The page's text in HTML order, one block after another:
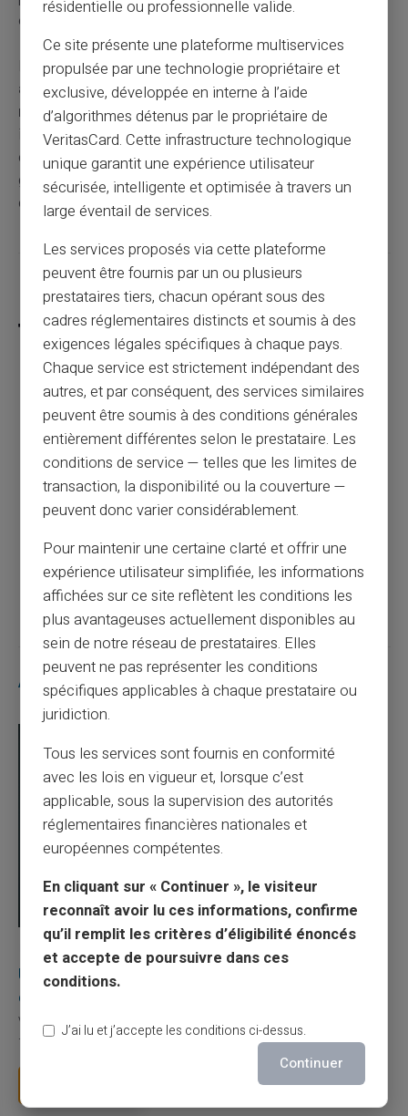
évaluation de solvabilité comme un crédit classique.
L'interdit bancaire prend fin soitautomatiquement
après 5 ans, soit de manière anticipée dès la
régularisationde vos incidents. La levée anticipée
intervient sous 10 jours ouvrés après régularisation
complète. Votre situation actuelle peut être vérifiée
gratuitement auprès de la Banque de France pour
connaître votre date exacte de défichage.
Partager cet article
Comment enlever l'interdit bancaire ?
Article précédent
Article suivant
Articles similaires
Carte prépayée
Une carte bancaire gratuite sans compte, ça
existe ?
Vous avez tapé cette recherche parce que votre banque vous
facture 50 € par an pour une carte que vo...
résidentielle ou professionnelle valide.
Ce site présente une plateforme multiservices
propulsée par une technologie propriétaire et
exclusive, développée en interne à l’aide
d’algorithmes détenus par le propriétaire de
VeritasCard. Cette infrastructure technologique
unique garantit une expérience utilisateur
sécurisée, intelligente et optimisée à travers un
large éventail de services.
Les services proposés via cette plateforme
peuvent être fournis par un ou plusieurs
prestataires tiers, chacun opérant sous des
cadres réglementaires distincts et soumis à des
exigences légales spécifiques à chaque pays.
Chaque service est strictement indépendant des
autres, et par conséquent, des services similaires
peuvent être soumis à des conditions générales
entièrement différentes selon le prestataire. Les
conditions de service — telles que les limites de
transaction, la disponibilité ou la couverture —
peuvent donc varier considérablement.
Pour maintenir une certaine clarté et offrir une
expérience utilisateur simplifiée, les informations
affichées sur ce site reflètent les conditions les
plus avantageuses actuellement disponibles au
sein de notre réseau de prestataires. Elles
peuvent ne pas représenter les conditions
spécifiques applicables à chaque prestataire ou
juridiction.
Tous les services sont fournis en conformité
avec les lois en vigueur et, lorsque c’est
applicable, sous la supervision des autorités
réglementaires financières nationales et
européennes compétentes.
En cliquant sur « Continuer », le visiteur
reconnaît avoir lu ces informations, confirme
qu’il remplit les critères d’éligibilité énoncés
et accepte de poursuivre dans ces
conditions.
J’ai lu et j’accepte les conditions ci-dessus.
Continuer